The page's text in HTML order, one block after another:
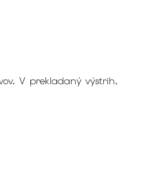
V prekladaný výstrih.